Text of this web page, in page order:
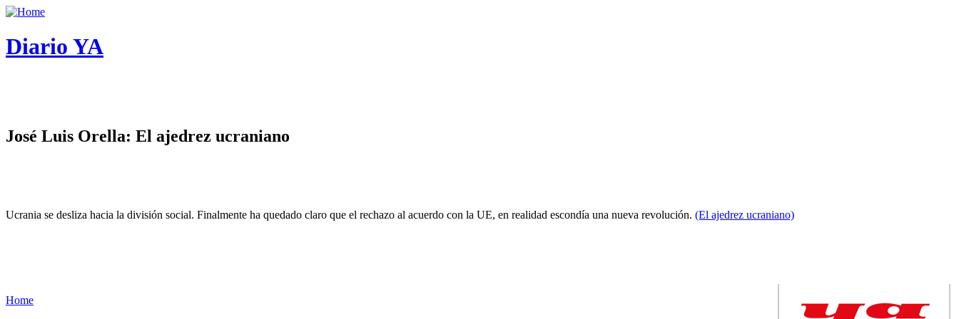
Diario YA
José Luis Orella: El ajedrez ucraniano
Ucrania se desliza hacia la división social. Finalmente ha quedado claro que el rechazo al acuerdo con la UE, en realidad escondía una nueva revolución. (El ajedrez ucraniano)
Home